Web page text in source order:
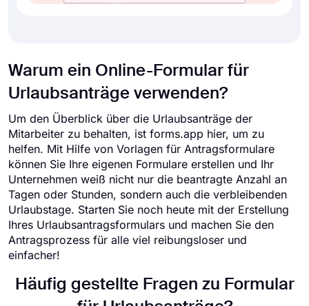
Warum ein Online-Formular für
Urlaubsanträge verwenden?
Um den Überblick über die Urlaubsanträge der
Mitarbeiter zu behalten, ist forms.app hier, um zu
helfen. Mit Hilfe von Vorlagen für Antragsformulare
können Sie Ihre eigenen Formulare erstellen und Ihr
Unternehmen weiß nicht nur die beantragte Anzahl an
Tagen oder Stunden, sondern auch die verbleibenden
Urlaubstage. Starten Sie noch heute mit der Erstellung
Ihres Urlaubsantragsformulars und machen Sie den
Antragsprozess für alle viel reibungsloser und
einfacher!
Häufig gestellte Fragen zu Formular